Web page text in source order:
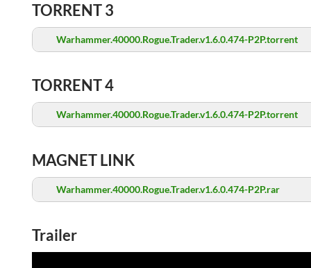
TORRENT 3
Warhammer.40000.Rogue.Trader.v1.6.0.474-P2P.torrent
TORRENT 4
Warhammer.40000.Rogue.Trader.v1.6.0.474-P2P.torrent
MAGNET LINK
Warhammer.40000.Rogue.Trader.v1.6.0.474-P2P.rar
Trailer